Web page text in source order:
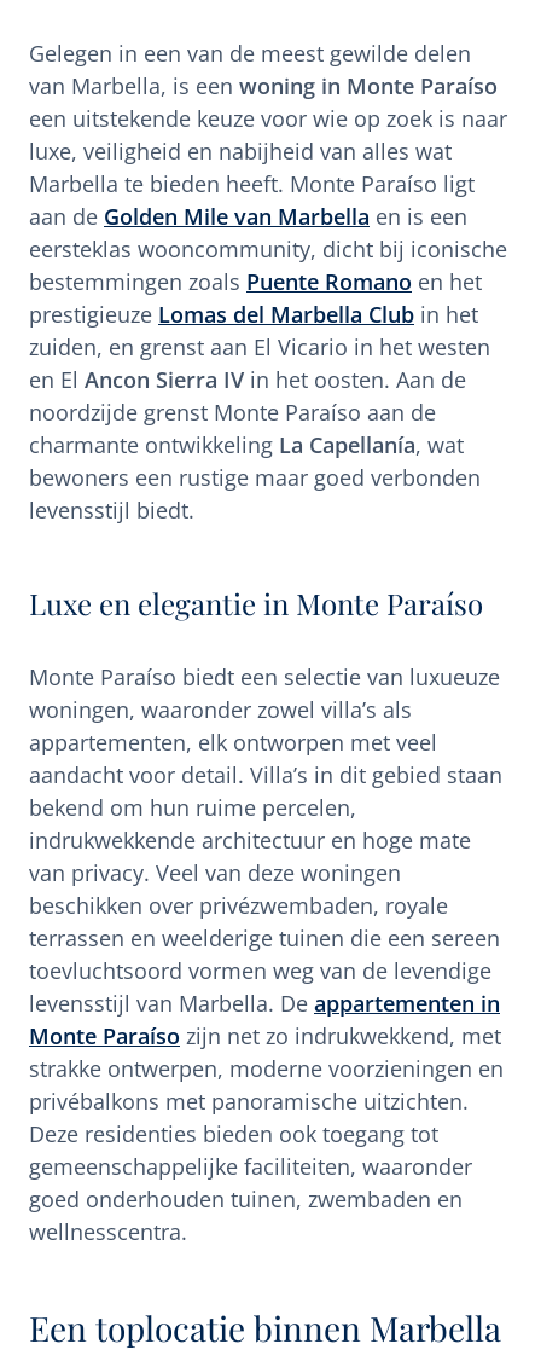
Gelegen in een van de meest gewilde delen
van Marbella, is een woning in Monte Paraíso
een uitstekende keuze voor wie op zoek is naar
luxe, veiligheid en nabijheid van alles wat
Marbella te bieden heeft. Monte Paraíso ligt
aan de Golden Mile van Marbella en is een
eersteklas wooncommunity, dicht bij iconische
bestemmingen zoals Puente Romano en het
prestigieuze Lomas del Marbella Club in het
zuiden, en grenst aan El Vicario in het westen
en El Ancon Sierra IV in het oosten. Aan de
noordzijde grenst Monte Paraíso aan de
charmante ontwikkeling La Capellanía, wat
bewoners een rustige maar goed verbonden
levensstijl biedt.
Luxe en elegantie in Monte Paraíso
Monte Paraíso biedt een selectie van luxueuze
woningen, waaronder zowel villa’s als
appartementen, elk ontworpen met veel
aandacht voor detail. Villa’s in dit gebied staan
bekend om hun ruime percelen,
indrukwekkende architectuur en hoge mate
van privacy. Veel van deze woningen
beschikken over privézwembaden, royale
terrassen en weelderige tuinen die een sereen
toevluchtsoord vormen weg van de levendige
levensstijl van Marbella. De appartementen in
Monte Paraíso zijn net zo indrukwekkend, met
strakke ontwerpen, moderne voorzieningen en
privébalkons met panoramische uitzichten.
Deze residenties bieden ook toegang tot
gemeenschappelijke faciliteiten, waaronder
goed onderhouden tuinen, zwembaden en
wellnesscentra.
Een toplocatie binnen Marbella